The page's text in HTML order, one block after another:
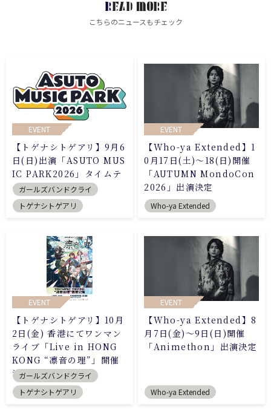
READ MORE
こちらのニュースもチェック
EVENT
【トゲナシトゲアリ】9月6
日(日)出演「ASUTO MUS
IC PARK2026」タイムテ
ーブル公開
ガールズバンドクライ
トゲナシトゲアリ
EVENT
【Who-ya Extended】1
0月17日(土)～18(日)開催
「AUTUMN MondoCon
2026」出演決定
Who-ya Extended
EVENT
【トゲナシトゲアリ】10月
2日(金) 香港にてワンマン
ライブ「Live in HONG
KONG “凛音の理”」開催
決定
ガールズバンドクライ
トゲナシトゲアリ
EVENT
【Who-ya Extended】8
月7日(金)～9日(日)開催
「Animethon」出演決定
Who-ya Extended